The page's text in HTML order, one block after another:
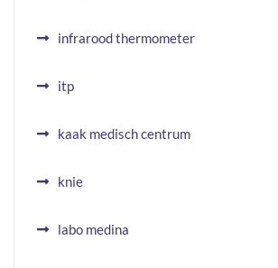
infrarood thermometer
itp
kaak medisch centrum
knie
labo medina